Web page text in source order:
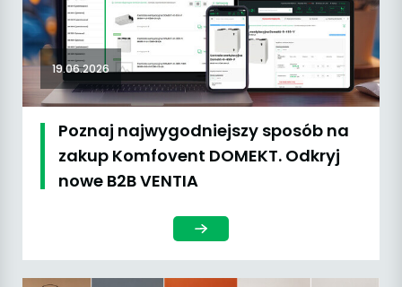
19.06.2026
Poznaj najwygodniejszy sposób na
zakup Komfovent DOMEKT. Odkryj
nowe B2B VENTIA